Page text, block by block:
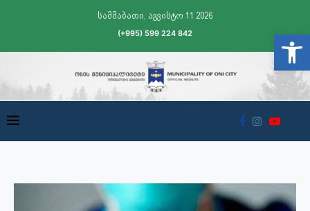
სამშაბათი, აგვისტო 11 2026
(+995) 599 224 842